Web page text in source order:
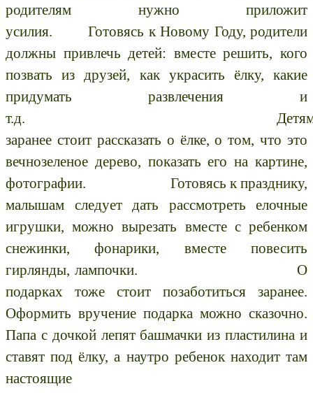
родителям нужно приложит
усилия.
Готовясь к Новому Году, родители
должны привлечь детей: вместе решить, кого
позвать из друзей, как украсить ёлку, какие
придумать развлечения и
т.д.
заранее стоит рассказать о ёлке, о том, что это
вечнозеленое дерево, показать его на картине,
фотографии.
Готовясь к празднику,
малышам следует дать рассмотреть елочные
игрушки, можно вырезать вместе с ребенком
снежинки, фонарики, вместе повесить
гирлянды, лампочки. О
подарках тоже стоит позаботиться заранее.
Оформить вручение подарка можно сказочно.
Папа с дочкой лепят башмачки из пластилина и
ставят под ёлку, а наутро ребенок находит там
настоящие